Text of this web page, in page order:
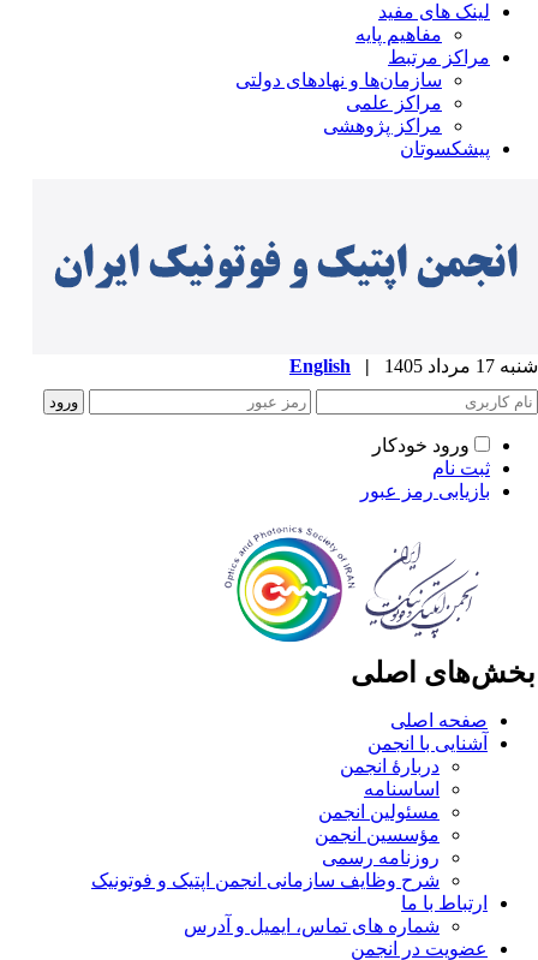
لینک های مفید
مفاهیم پایه
مراکز مرتبط
سازمان‌ها و نهادهای دولتی
مراکز علمی
مراکز پژوهشی
پیشکسوتان
مرداد 1405 |
English
ورود خودکار
ثبت نام
بازیابی رمز عبور
اصلی
صفحه اصلی
آشنایی با انجمن
دربارۀ انجمن
اساسنامه
مسئولین انجمن
مؤسسین انجمن
روزنامه رسمی
شرح وظایف سازمانی انجمن اپتیک و فوتونیک
ارتباط با ما
شماره های تماس، ایمیل و آدرس
عضویت در انجمن